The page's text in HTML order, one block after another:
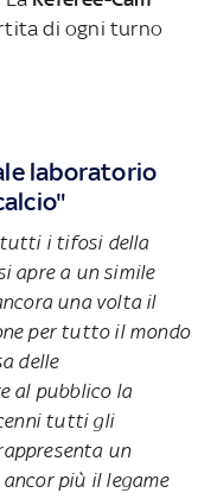
di ogni turno
laboratorio
tutti i tifosi della
apre a un simile
una volta il
per tutto il mondo
delle
al pubblico la
tutti gli
un
più il legame